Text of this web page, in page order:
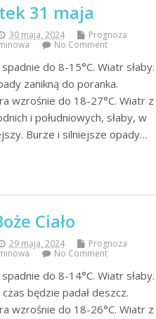
31 maja
30 maja, 2024
Prognoza
No Comment
do 8-15°C. Wiatr słaby.
zanikną do poranka.
wzrośnie do 18-27°C. Wiatr z
i południowych, słaby, w
Burze i silniejsze opady…
Ciało
29 maja, 2024
Prognoza
No Comment
do 8-14°C. Wiatr słaby.
czas będzie padał deszcz.
wzrośnie do 18-26°C. Wiatr z